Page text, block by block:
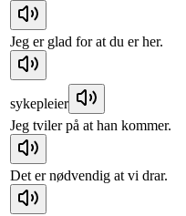
Jeg er glad for at du er her.
sykepleier
Jeg tviler på at han kommer.
Det er nødvendig at vi drar.